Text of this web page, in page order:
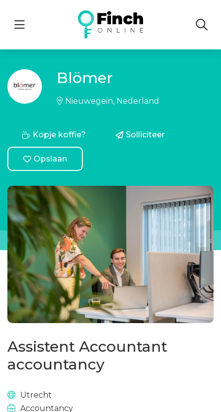
Menu
Assistent Accountant
accountancy
Blömer
Nieuwegein, Nederland
Opslaan
Kopje koffie? Solliciteer
Utrecht
Accountancy